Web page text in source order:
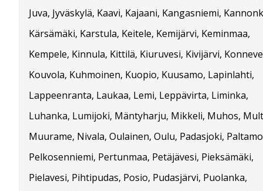
Juva, Jyväskylä, Kaavi, Kajaani, Kangasniemi,
Kärsämäki, Karstula, Keitele, Kemijärvi, Keminmaa,
Kempele, Kinnula, Kittilä, Kiuruvesi, Kivijärvi,
Kouvola, Kuhmoinen, Kuopio, Kuusamo, Lapinlahti,
Lappeenranta, Laukaa, Lemi, Leppävirta, Liminka,
Luhanka, Lumijoki, Mäntyharju, Mikkeli, Muhos,
Muurame, Nivala, Oulainen, Oulu, Padasjoki,
Pelkosenniemi, Pertunmaa, Petäjävesi, Pieksämäki,
Pielavesi, Pihtipudas, Posio, Pudasjärvi, Puolanka,